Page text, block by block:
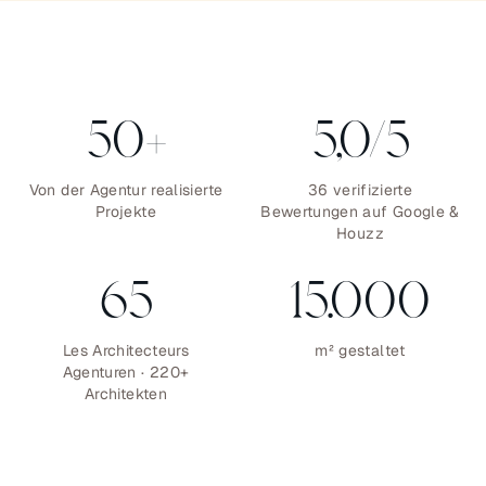
50+
Von der Agentur realisierte
Projekte
5,0/5
36 verifizierte
Bewertungen auf Google &
Houzz
65
Les Architecteurs
Agenturen · 220+
Architekten
15.000
m² gestaltet